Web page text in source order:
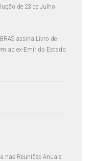
de 23 de Julho
assina Livro de
ao ex-Emir do Estado
nas Reuniões Anuais